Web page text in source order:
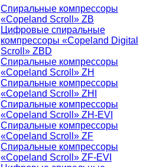
Спиральные компрессоры
«Copeland Scroll» ZB
Цифровые спиральные
компрессоры «Copeland Digital
Scroll» ZBD
Спиральные компрессоры
«Copeland Scroll» ZH
Спиральные компрессоры
«Copeland Scroll» ZHI
Спиральные компрессоры
«Copeland Scroll» ZH-EVI
Спиральные компрессоры
«Copeland Scroll» ZF
Спиральные компрессоры
«Copeland Scroll» ZF-EVI